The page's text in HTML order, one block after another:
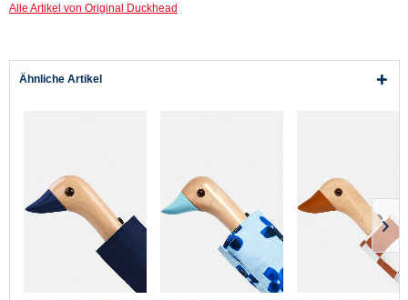
Alle Artikel von Original Duckhead
Ähnliche Artikel